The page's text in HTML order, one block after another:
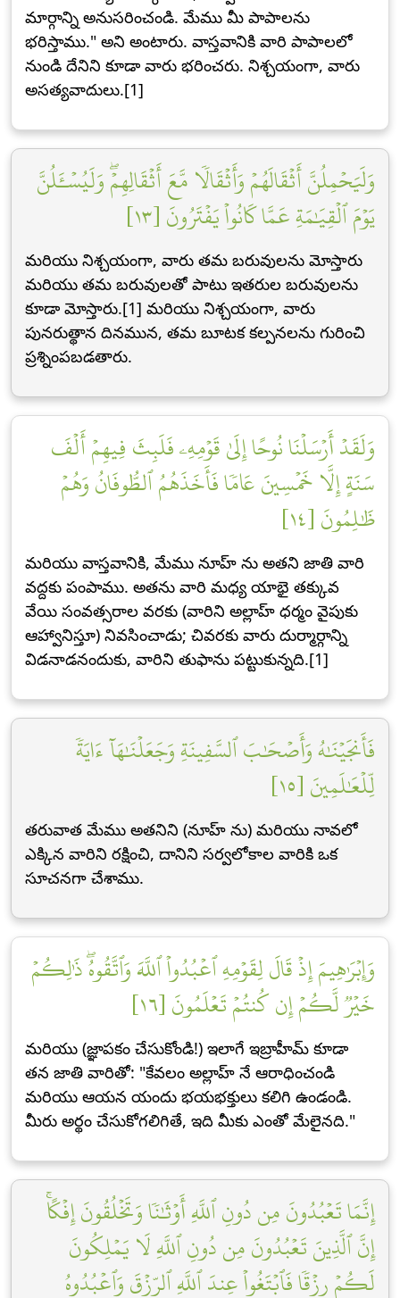
మార్గాన్ని అనుసరించండి. మేము మీ పాపాలను
భరిస్తాము." అని అంటారు. వాస్తవానికి వారి పాపాలలో
నుండి దేనిని కూడా వారు భరించరు. నిశ్చయంగా, వారు
అసత్యవాదులు.[1]
وَلَيَحۡمِلُنَّ أَثۡقَالَهُمۡ وَأَثۡقَالٗا مَّعَ أَثۡقَالِهِمۡۖ وَلَيُسۡـَٔلُنَّ
يَوۡمَ ٱلۡقِيَٰمَةِ عَمَّا كَانُواْ يَفۡتَرُونَ [١٣]
మరియు నిశ్చయంగా, వారు తమ బరువులను మోస్తారు
మరియు తమ బరువులతో పాటు ఇతరుల బరువులను
కూడా మోస్తారు.[1] మరియు నిశ్చయంగా, వారు
పునరుత్థాన దినమున, తమ బూటక కల్పనలను గురించి
ప్రశ్నింపబడతారు.
وَلَقَدۡ أَرۡسَلۡنَا نُوحًا إِلَىٰ قَوۡمِهِۦ فَلَبِثَ فِيهِمۡ أَلۡفَ
سَنَةٍ إِلَّا خَمۡسِينَ عَامٗا فَأَخَذَهُمُ ٱلطُّوفَانُ وَهُمۡ
ظَٰلِمُونَ [١٤]
మరియు వాస్తవానికి, మేము నూహ్ ను అతని జాతి వారి
వద్దకు పంపాము. అతను వారి మధ్య యాభై తక్కువ
వేయి సంవత్సరాల వరకు (వారిని అల్లాహ్ ధర్మం వైపుకు
ఆహ్వానిస్తూ) నివసించాడు; చివరకు వారు దుర్మార్గాన్ని
విడనాడనందుకు, వారిని తుఫాను పట్టుకున్నది.[1]
فَأَنجَيۡنَٰهُ وَأَصۡحَٰبَ ٱلسَّفِينَةِ وَجَعَلۡنَٰهَآ ءَايَةٗ
لِّلۡعَٰلَمِينَ [١٥]
తరువాత మేము అతనిని (నూహ్ ను) మరియు నావలో
ఎక్కిన వారిని రక్షించి, దానిని సర్వలోకాల వారికి ఒక
సూచనగా చేశాము.
وَإِبۡرَٰهِيمَ إِذۡ قَالَ لِقَوۡمِهِ ٱعۡبُدُواْ ٱللَّهَ وَٱتَّقُوهُۖ ذَٰلِكُمۡ
خَيۡرٞ لَّكُمۡ إِن كُنتُمۡ تَعۡلَمُونَ [١٦]
మరియు (జ్ఞాపకం చేసుకోండి!) ఇలాగే ఇబ్రాహీమ్ కూడా
తన జాతి వారితో: "కేవలం అల్లాహ్ నే ఆరాధించండి
మరియు ఆయన యందు భయభక్తులు కలిగి ఉండండి.
మీరు అర్థం చేసుకోగలిగితే, ఇది మీకు ఎంతో మేలైనది."
إِنَّمَا تَعۡبُدُونَ مِن دُونِ ٱللَّهِ أَوۡثَٰنٗا وَتَخۡلُقُونَ إِفۡكًاۚ
إِنَّ ٱلَّذِينَ تَعۡبُدُونَ مِن دُونِ ٱللَّهِ لَا يَمۡلِكُونَ
لَكُمۡ رِزۡقٗا فَٱبۡتَغُواْ عِندَ ٱللَّهِ ٱلرِّزۡقَ وَٱعۡبُدُوهُ